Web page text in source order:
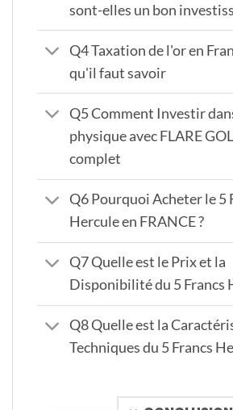
sont-elles un bon
Q4 Taxation de l'or en
qu'il faut savoir
Q5 Comment Investir
physique avec FLARE
complet
Q6 Pourquoi Acheter le 5
Hercule en FRANCE ?
Q7 Quelle est le Prix et la
Disponibilité du 5 Francs
Q8 Quelle est la
Techniques du 5 Francs